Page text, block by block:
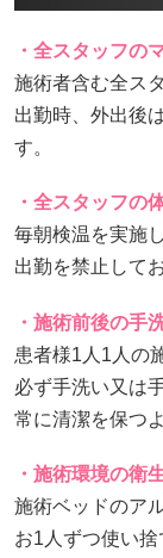
・全スタッフの
施術者含む全ス
出勤時、外出後
す。
・全スタッフの
毎朝検温を実施
出勤を禁止して
・施術前後の手
患者様1人1人の
必ず手洗い又は
常に清潔を保つ
・施術環境の衛
施術ベッドのア
お1人ずつ使い